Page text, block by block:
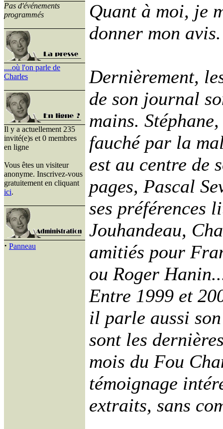
Pas d'événements
programmés
....où l'on parle de
Charles
Il y a actuellement 235
invité(e)s et 0 membres
en ligne
Vous êtes un visiteur
anonyme. Inscrivez-vous
gratuitement en cliquant
ici.
· Panneau
Quant à moi, je
donner mon avis.
Dernièrement,
de son journal
mains.
fauché par la
est au centre de
pages, Pascal
ses préférences
Jouhandeau,
amitiés pour
ou Roger
Entre 1999 et
il parle aussi
sont les
mois du Fou
témoignage
extraits, sans